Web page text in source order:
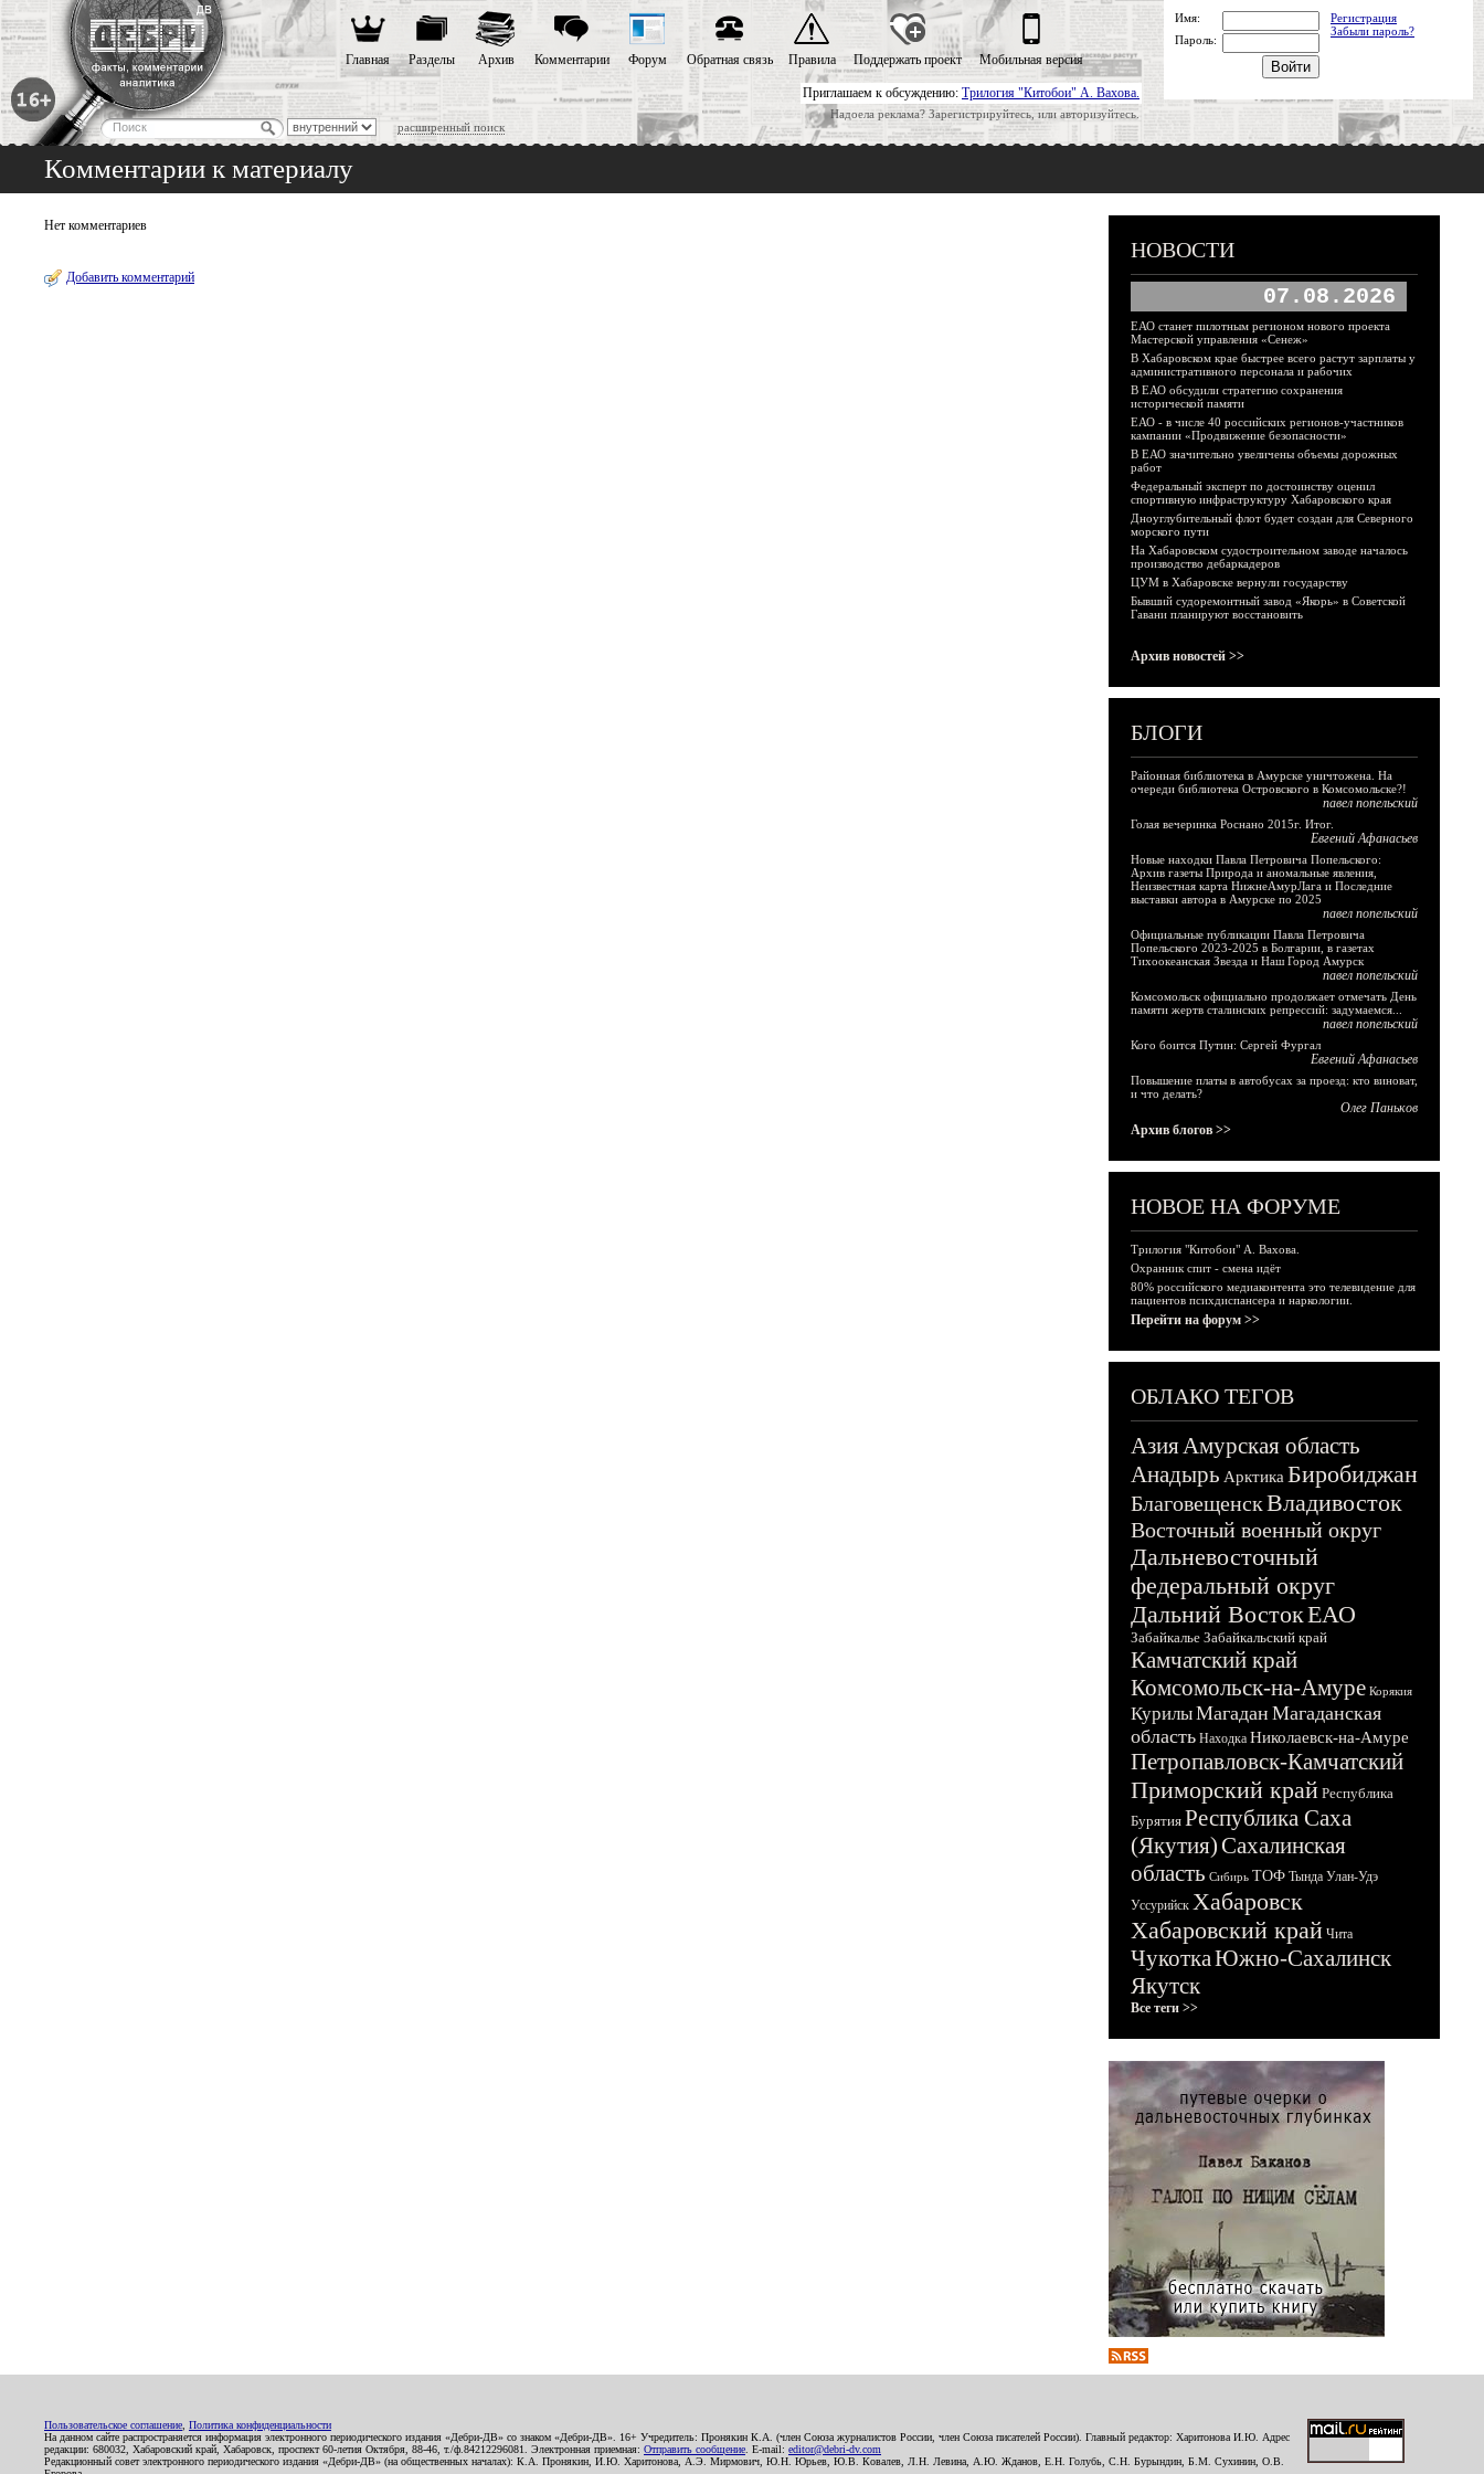
Приглашаем к обсуждению: Трилогия "Китобои" А. Вахова.
Надоела реклама? Зарегистрируйтесь, или авторизуйтесь.
расширенный поиск
Главная Разделы Архив Комментарии Форум Обратная связь Правила Поддержать проект Мобильная версия
Имя:
Регистрация
Забыли пароль?
Пароль:
Комментарии к материалу
Нет комментариев
Добавить комментарий
НОВОСТИ
07.08.2026
ЕАО станет пилотным регионом нового проекта
Мастерской управления «Сенеж»
В Хабаровском крае быстрее всего растут зарплаты у
административного персонала и рабочих
В ЕАО обсудили стратегию сохранения
исторической памяти
ЕАО - в числе 40 российских регионов-участников
кампании «Продвижение безопасности»
В ЕАО значительно увеличены объемы дорожных
работ
Федеральный эксперт по достоинству оценил
спортивную инфраструктуру Хабаровского края
Дноуглубительный флот будет создан для Северного
морского пути
На Хабаровском судостроительном заводе началось
производство дебаркадеров
ЦУМ в Хабаровске вернули государству
Бывший судоремонтный завод «Якорь» в Советской
Гавани планируют восстановить
Архив новостей >>
БЛОГИ
Районная библиотека в Амурске уничтожена. На
очереди библиотека Островского в Комсомольске?!
павел попельский
Голая вечеринка Роснано 2015г. Итог.
Евгений Афанасьев
Новые находки Павла Петровича Попельского:
Архив газеты Природа и аномальные явления,
Неизвестная карта НижнеАмурЛага и Последние
выставки автора в Амурске по 2025
павел попельский
Официальные публикации Павла Петровича
Попельского 2023-2025 в Болгарии, в газетах
Тихоокеанская Звезда и Наш Город Амурск
павел попельский
Комсомольск официально продолжает отмечать День
памяти жертв сталинских репрессий: задумаемся...
павел попельский
Кого боится Путин: Сергей Фургал
Евгений Афанасьев
Повышение платы в автобусах за проезд: кто виноват,
и что делать?
Олег Паньков
Архив блогов >>
НОВОЕ НА ФОРУМЕ
Трилогия "Китобои" А. Вахова.
Охранник спит - смена идёт
80% российского медиаконтента это телевидение для
пациентов психдиспансера и наркологии.
Перейти на форум >>
ОБЛАКО ТЕГОВ
АзияАмурская область
Анадырь Арктика Биробиджан
БлаговещенскВладивосток
Восточный военный округ
Дальневосточный
федеральный округ
Дальний ВостокЕАО
Забайкалье Забайкальский край
Камчатский край
Комсомольск-на-Амуре Корякия
КурилыМагадан Магаданская
область Находка Николаевск-на-Амуре
Петропавловск-Камчатский
Приморский край Республика
Бурятия Республика Саха
(Якутия)Сахалинская
область Сибирь ТОФ Тында Улан-Удэ
Уссурийск Хабаровск
Хабаровский край Чита
ЧукоткаЮжно-Сахалинск
Якутск
Все теги >>
Пользовательское соглашение Политика конфиденциальности
На данном сайте распространяется информация электронного периодического издания «Дебри-ДВ» со знаком «Дебри-ДВ». 16+ Учредитель: Пронякин К.А. (член Союза журналистов России, член Союза писателей России). Главный редактор: Харитонова И.Ю. Адрес
редакции: 680032, Хабаровский край, Хабаровск, проспект 60-летия Октября, 88-46, т./ф.84212296081. Электронная приемная: Отправить сообщение . E-mail: editor@debri-dv.com
Редакционный совет электронного периодического издания «Дебри-ДВ» (на общественных началах): К.А. Пронякин, И.Ю. Харитонова, А.Э. Мирмович, Ю.Н. Юрьев, Ю.В. Ковалев, Л.Н. Левина, А.Ю. Жданов, Е.Н. Голубь, С.Н. Бурындин, Б.М. Сухинин, О.В.